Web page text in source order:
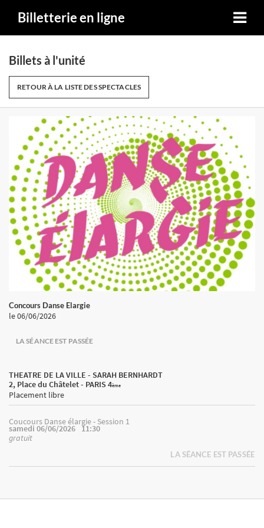
Billetterie en ligne
Billets à l'unité
RETOUR À LA LISTE DES SPECTACLES
Concours Danse Elargie
le 06/06/2026
LA SÉANCE EST PASSÉE
THEATRE DE LA VILLE - SARAH BERNHARDT
2, Place du Châtelet - PARIS 4ème
Placement libre
Coucours Danse élargie - Session 1
samedi 06/06/2026 11:30
gratuit
LA SÉANCE EST PASSÉE